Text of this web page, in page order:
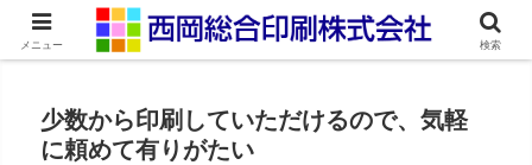
ネット印刷通販・オンデマンド印刷
少数から印刷していただけるので、気軽
に頼めて有りがたい
メニュー 検索